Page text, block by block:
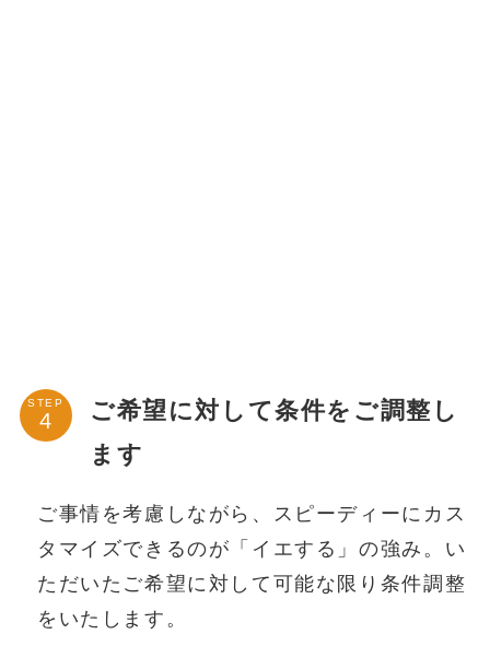
STEP
ご希望に対して条件をご調整し
ます
ご事情を考慮しながら、スピーディーにカス
タマイズできるのが「イエする」の強み。い
ただいたご希望に対して可能な限り条件調整
をいたします。